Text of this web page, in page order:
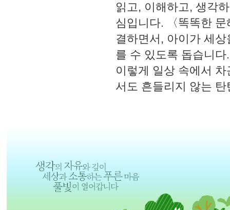
읽고, 이해하고, 생각
심입니다. 〈똑똑한
결하면서, 아이가 세
를 수 있도록 돕습니다.
이렇게 일상 속에서
서도 흔들리지 않는